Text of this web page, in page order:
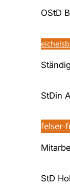
OStD
StDin
felser-
StD